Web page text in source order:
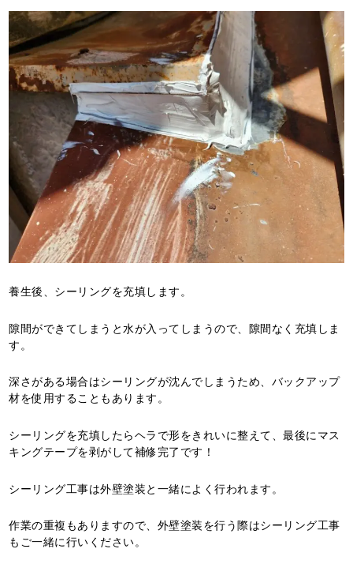
養生後、シーリングを充填します。
隙間ができてしまうと水が入ってしまうので、隙間なく充填しま
す。
深さがある場合はシーリングが沈んでしまうため、バックアップ
材を使用することもあります。
シーリングを充填したらヘラで形をきれいに整えて、最後にマス
キングテープを剥がして補修完了です！
シーリング工事は外壁塗装と一緒によく行われます。
作業の重複もありますので、外壁塗装を行う際はシーリング工事
もご一緒に行いください。